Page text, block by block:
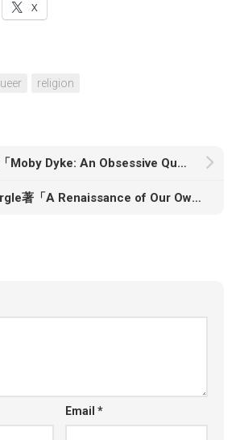
X
religion
Krista Burton著「Moby Dyke: An Obsessive Quest To Track Down The Last Remaining Lesbian Bars In America」
Rachel E. Cargle著「A Renaissance of Our Own: A Memoir & Manifesto on Reimagining」
Email*